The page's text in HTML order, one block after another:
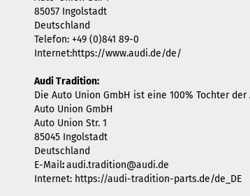
85057 Ingolstadt
Deutschland
Telefon: +49 (0)841 89-0
Internet:https://www.audi.de/de/
Audi Tradition:
Die Auto Union GmbH ist eine 100% Tochter
Auto Union GmbH
Auto Union Str. 1
85045 Ingolstadt
Deutschland
E-Mail:audi.tradition@audi.de
Internet: https://audi-tradition-parts.de/de_DE